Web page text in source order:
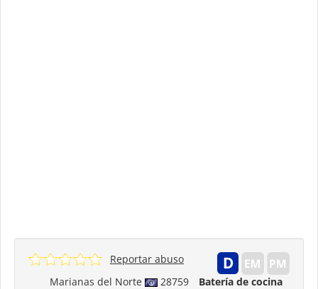
Marianas del Norte 28759 Batería de cocina
Reportar abuso